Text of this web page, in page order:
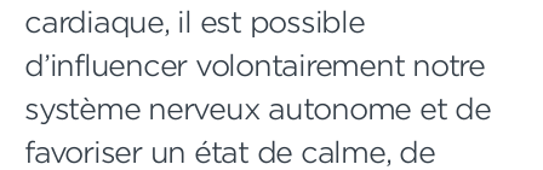
cardiaque, il est possible
d’influencer volontairement notre
système nerveux autonome et de
favoriser un état de calme, de